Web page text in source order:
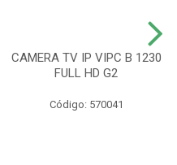
CAMERA TV IP VIPC B 1230
FULL HD G2
Código: 570041